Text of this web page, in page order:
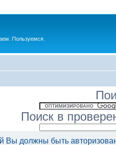
Пользуемся.
Поиск в
Вы должны быть